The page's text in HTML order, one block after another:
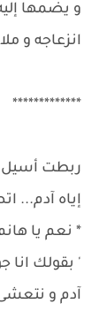
و يضمها
انزعاجه و
*************
ربطت أسيل
إياه آدم...
* نعم يا
' بقولك
آدم و